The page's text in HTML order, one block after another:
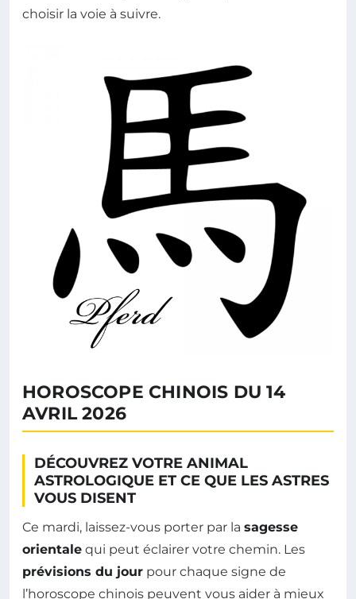
choisir la voie à suivre.
HOROSCOPE CHINOIS DU 14
AVRIL 2026
DÉCOUVREZ VOTRE ANIMAL
ASTROLOGIQUE ET CE QUE LES ASTRES
VOUS DISENT
Ce mardi, laissez-vous porter par la sagesse
orientale qui peut éclairer votre chemin. Les
prévisions du jour pour chaque signe de
l’horoscope chinois peuvent vous aider à mieux